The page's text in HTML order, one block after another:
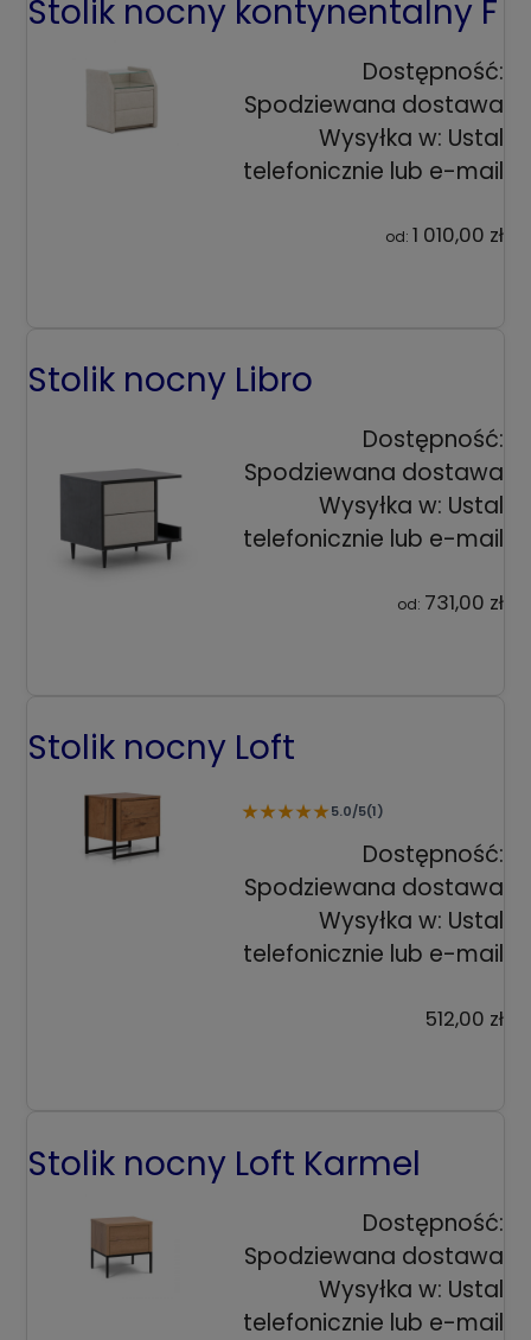
Stolik nocny kontynentalny F
Dostępność:
Spodziewana dostawa
Wysyłka w: Ustal
telefonicznie lub e-mail
od: 1 010,00 zł
Stolik nocny Libro
Dostępność:
Spodziewana dostawa
Wysyłka w: Ustal
telefonicznie lub e-mail
od: 731,00 zł
Stolik nocny Loft
★★★★★5.0/5(1)
Dostępność:
Spodziewana dostawa
Wysyłka w: Ustal
telefonicznie lub e-mail
512,00 zł
Stolik nocny Loft Karmel
Dostępność:
Spodziewana dostawa
Wysyłka w: Ustal
telefonicznie lub e-mail